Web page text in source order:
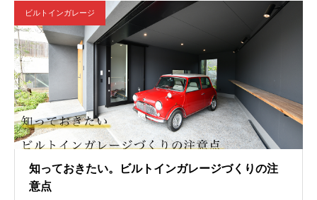
ビルトインガレージ
知っておきたい。ビルトインガレージづくりの注
意点